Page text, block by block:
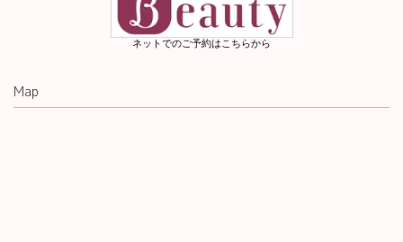
ネットでのご予約はこちらから
Map